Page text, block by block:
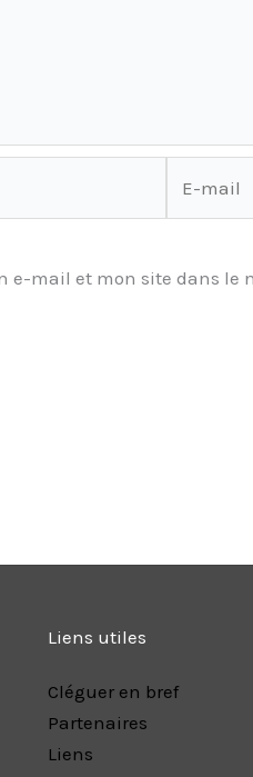
e-mail et mon site dans
Liens utiles
Cléguer en bref
Partenaires
Liens